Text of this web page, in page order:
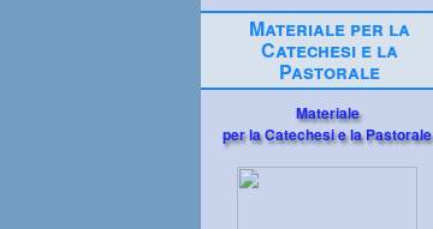
Materiale per la
Catechesi e la
Pastorale
Materiale
per la Catechesi e la Pastorale